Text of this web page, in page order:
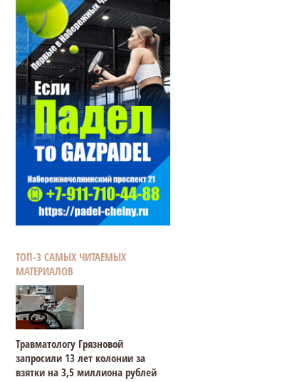
ТОП-3 САМЫХ ЧИТАЕМЫХ
МАТЕРИАЛОВ
Травматологу Грязновой
запросили 13 лет колонии за
взятки на 3,5 миллиона рублей